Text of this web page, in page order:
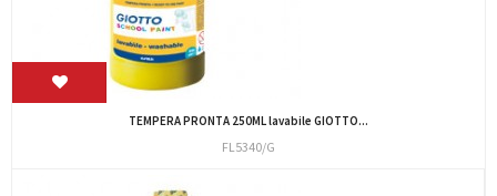
TEMPERA PRONTA 250ML lavabile GIOTTO...
FL5340/G